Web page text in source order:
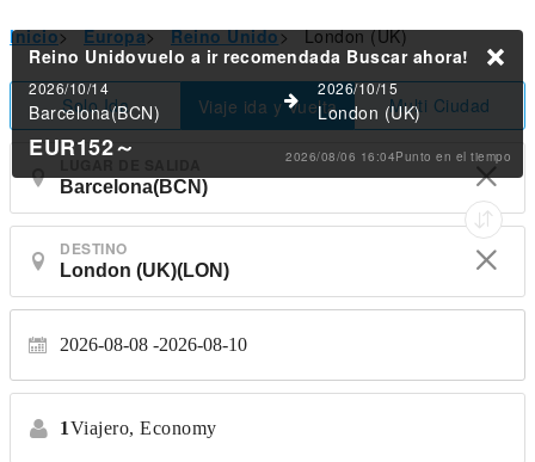
Inicio> Europa> Reino Unido> London (UK)
Solo Ida Viaje ida y Vuelta Multi Ciudad
DESTINO
2026-08-08 2026-08-10
1Viajero, Economy
Reino Unidovuelo a ir recomendada Buscar ahora!
2026/10/14
Barcelona(BCN)
2026/10/15
London (UK)
EUR152～ 2026/08/06 16:04Punto en el tiempo